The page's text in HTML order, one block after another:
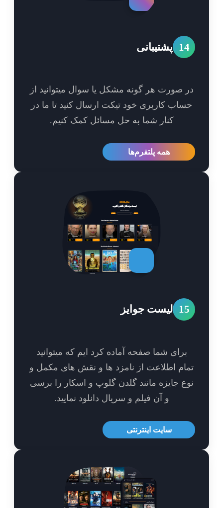
پشتیبانی
صورت هر گونه مشکل یا سوال میتوانید از
کاربری خود تیکت ارسال کنید تا ما در
کنار شما به حل مسائل کمک کنیم.
همه پلتفرم‌ها
لیست جوایز
برای شما صفحه آماده کرد ایم که میتوانید
اطلاعت از نامزد ها و نقش های مکمل و
جایزه مانند گلدن گلوپ و اسکار را برسی
و آن فیلم و سریال دانلود نمایید.
سایت اینترنتی